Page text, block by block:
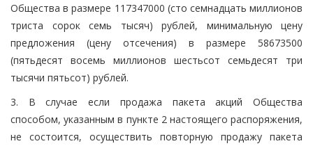
Общества в размере 117347000 (сто семнадцать миллионов
триста сорок семь тысяч) рублей, минимальную цену
предложения (цену отсечения) в размере 58673500
(пятьдесят восемь миллионов шестьсот семьдесят три
тысячи пятьсот) рублей.
3. В случае если продажа пакета акций Общества
способом, указанным в пункте 2 настоящего распоряжения,
не состоится, осуществить повторную продажу пакета